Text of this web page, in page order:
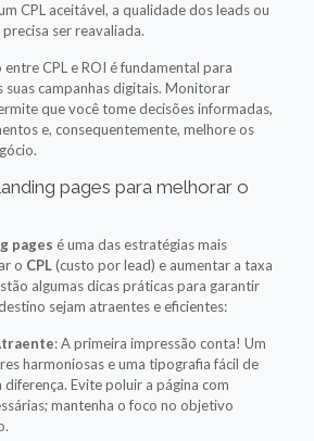
CPL aceitável, a qualidade dos leads ou
ser reavaliada.
entre CPL e ROI é fundamental para
suas campanhas digitais. Monitorar
que você tome decisões informadas,
e, consequentemente, melhore os
pages para melhorar o
pages é uma das estratégias mais
o CPL(custo por lead) e aumentar a taxa
algumas dicas práticas para garantir
sejam atraentes e eficientes:
: A primeira impressão conta! Um
harmoniosas e uma tipografia fácil de
Evite poluir a página com
mantenha o foco no objetivo